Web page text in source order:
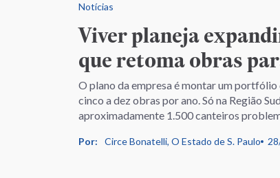
Notícias
Viver planeja
que retoma obras
O plano da empresa é montar um
cinco a dez obras por ano. Só na Região
aproximadamente 1.500 canteiros
Por: Circe Bonatelli, O Estado de S. Paulo